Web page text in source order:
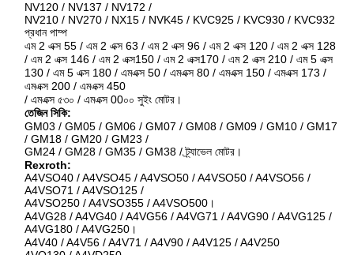
NV120 / NV137 / NV172 /
NV210 / NV270 / NX15 / NVK45 / KVC925 / KVC930 / KVC932
প্রধান পাম্প
এম 2 এক্স 55 / এম 2 এক্স 63 / এম 2 এক্স 96 / এম 2 এক্স 120 / এম 2 এক্স 128
/ এম 2 এক্স 146 / এম 2 এক্স150 / এম 2 এক্স170 / এম 2 এক্স 210 / এম 5 এক্স
130 / এম 5 এক্স 180 / এমএক্স 50 / এমএক্স 80 / এমএক্স 150 / এমএক্স 173 /
এমএক্স 200 / এমএক্স 450
/ এমএক্স ৫৩০ / এমএক্স 00০০ সুইং মোটর।
তেজিন সিকি:
GM03 / GM05 / GM06 / GM07 / GM08 / GM09 / GM10 / GM17
/ GM18 / GM20 / GM23 /
GM24 / GM28 / GM35 / GM38 / ট্র্যাভেল মোটর।
Rexroth:
A4VSO40 / A4VSO45 / A4VSO50 / A4VSO50 / A4VSO56 /
A4VSO71 / A4VSO125 /
A4VSO250 / A4VSO355 / A4VSO500।
A4VG28 / A4VG40 / A4VG56 / A4VG71 / A4VG90 / A4VG125 /
A4VG180 / A4VG250।
A4V40 / A4V56 / A4V71 / A4V90 / A4V125 / A4V250